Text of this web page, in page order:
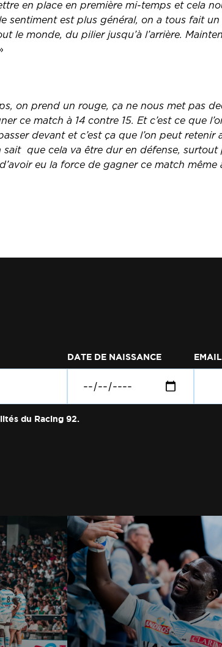
en place en première mi-temps et cela
sentiment est plus général, on a tous fait
le monde, du pilier jusqu’à l’arrière.
on prend un rouge, ça ne nous met pas
ce match à 14 contre 15. Et c’est ce que
devant et c’est ça que l’on peut retenir
que cela va être dur en défense, surtout
eu la force de gagner ce match même
DATE DE NAISSANCE EMAIL
du Racing 92.